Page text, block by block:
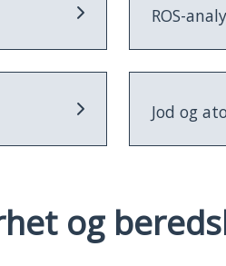
ROS-
Jod og
og